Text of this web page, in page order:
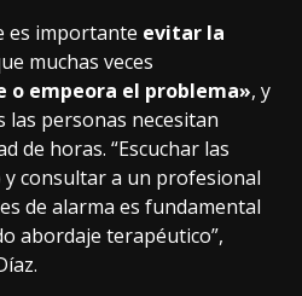
es importante evitar la
muchas veces
o empeora el problema», y
las personas necesitan
de horas. “Escuchar las
y consultar a un profesional
de alarma es fundamental
abordaje terapéutico”,